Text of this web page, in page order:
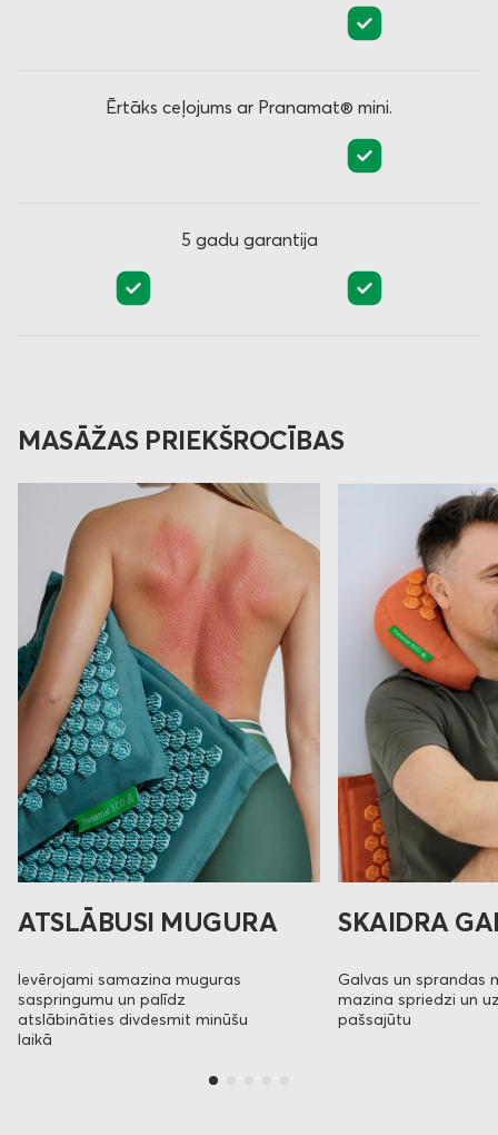
Ērtāks ceļojums ar Pranamat® mini.
5 gadu garantija
MASĀŽAS PRIEKŠROCĪBAS
ATSLĀBUSI MUGURA
Ievērojami samazina muguras
saspringumu un palīdz
atslābināties divdesmit minūšu
laikā
SKAIDRA
Galvas un sprandas
mazina spriedzi un
pašsajūtu